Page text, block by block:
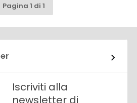
Pagina 1 di 1
Iscriviti alla
newsletter di